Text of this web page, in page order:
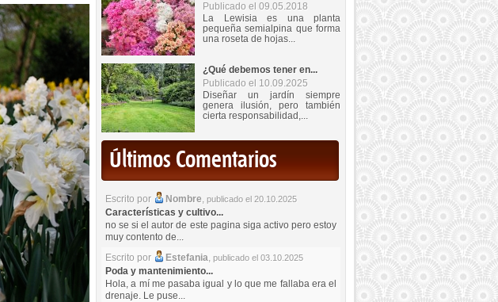
Publicado el 09.05.2018
La Lewisia es una planta
pequeña semialpina que forma
una roseta de hojas...
¿Qué debemos tener en...
Publicado el 10.09.2025
Diseñar un jardín siempre
genera ilusión, pero también
cierta responsabilidad,...
Últimos Comentarios
Escrito por Nombre, publicado el 20.10.2025
Características y cultivo...
no se si el autor de este pagina siga activo pero estoy
muy contento de...
Escrito por
Estefania, publicado el 03.10.2025
Poda y mantenimiento...
Hola, a mí me pasaba igual y lo que me fallaba era el
drenaje. Le puse...